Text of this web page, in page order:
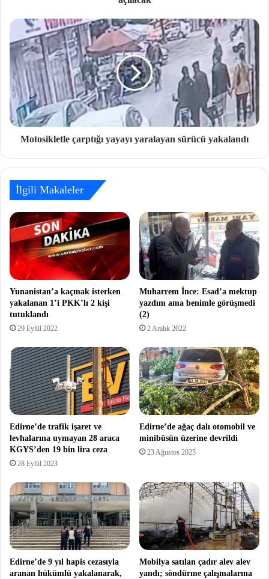
Motosikletle çarptığı yayayı yaralayan sürücü yakalandı
İlgili Makaleler
Yunanistan’a kaçmak isterken
yakalanan 1’i PKK’lı 2 kişi
tutuklandı
29 Eylül 2022
Muharrem İnce: Esad’a mektup
yazdım ama benimle görüşmedi
(2)
2 Aralık 2022
Edirne’de trafik işaret ve
levhalarına uymayan 28 araca
KGYS’den 19 bin lira ceza
28 Eylül 2023
Edirne’de ağaç dalı otomobil ve
minibüsün üzerine devrildi
23 Ağustos 2025
Edirne’de 9 yıl hapis cezasıyla
aranan hükümlü yakalanarak,
Mobilya satılan çadır alev alev
yandı; söndürme çalışmalarına